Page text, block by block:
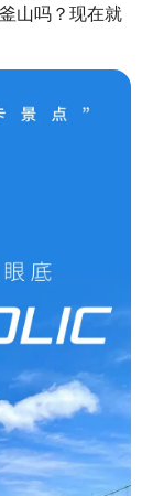
山吗？现在就